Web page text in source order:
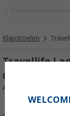
Klapstoelen
Travellife
Artikelnr: 655562